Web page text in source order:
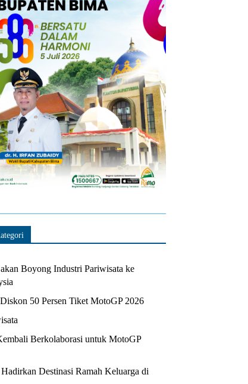
Boyong Industri Pariwisata ke
50 Persen Tiket MotoGP 2026
Berkolaborasi untuk MotoGP
Destinasi Ramah Keluarga di